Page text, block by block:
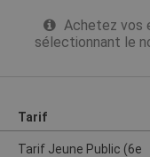
Achetez vos
sélectionnant le
Tarif
Tarif Jeune Public (6e